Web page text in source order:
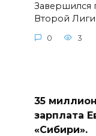
Завершился
Второй Лиги
0 3
35
зарплата
«Сибири».